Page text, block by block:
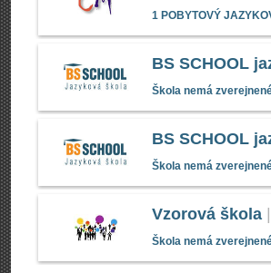
1 POBYTOVÝ
BS SCHOOL
Škola nemá
BS SCHOOL
Škola nemá
Vzorová škola
Škola nemá